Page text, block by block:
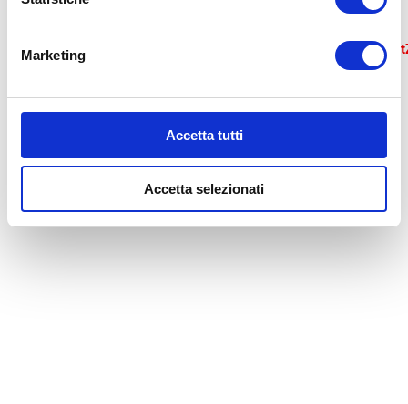
Marketing
Accetta tutti
Accetta selezionati
https://api.mapbox.com/styles/v1/mapbox/streets-